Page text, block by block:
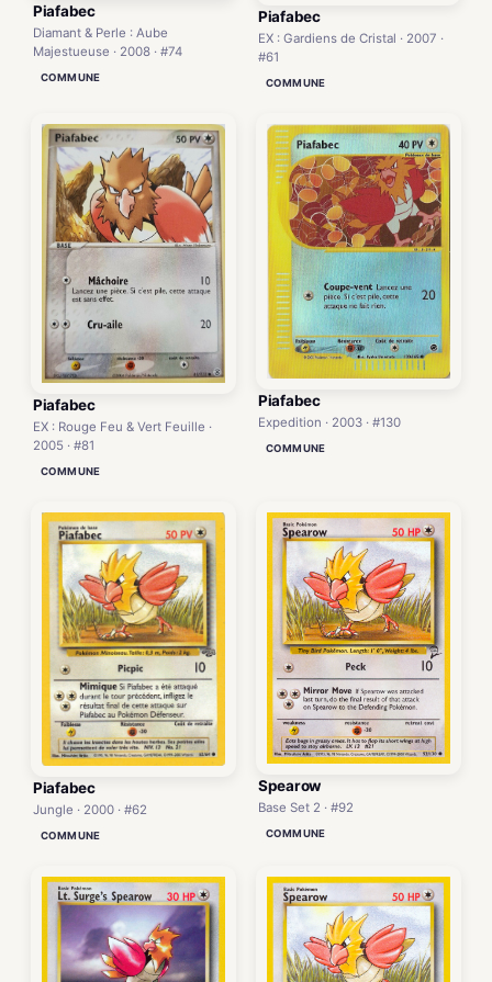
Piafabec
Diamant & Perle : Aube
Majestueuse · 2008 · #74
COMMUNE
Piafabec
EX : Gardiens de Cristal · 2007 ·
#61
COMMUNE
Piafabec
EX : Rouge Feu & Vert Feuille ·
2005 · #81
COMMUNE
Piafabec
Expedition · 2003 · #130
COMMUNE
Piafabec
Jungle · 2000 · #62
COMMUNE
Spearow
Base Set 2 · #92
COMMUNE